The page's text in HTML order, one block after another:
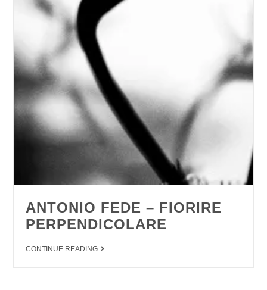
ANTONIO FEDE – FIORIRE
PERPENDICOLARE
CONTINUE READING